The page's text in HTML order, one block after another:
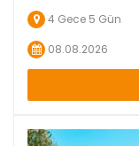
4 Gece 5 Gün
08.08.2026